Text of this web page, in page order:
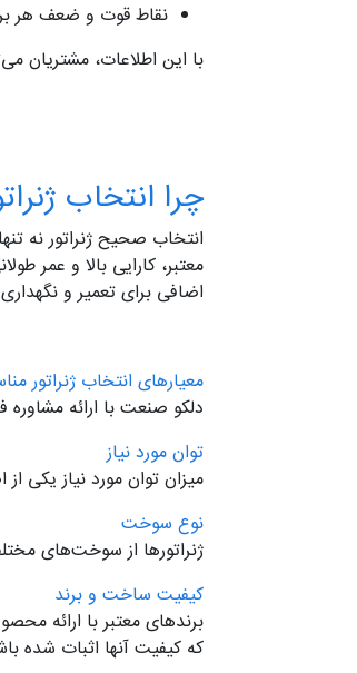
نقاط قوت و ضعف هر
با این اطلاعات، مشتریان
چرا انتخاب
انتخاب صحیح ژنراتور نه
معتبر، کارایی بالا و عمر
اضافی برای تعمیر و
معیارهای انتخاب ژنراتور
دلکو صنعت با ارائه
توان مورد نیاز
میزان توان مورد نیاز یکی
نوع سوخت
ژنراتورها از سوخت‌های
کیفیت ساخت و برند
برندهای معتبر با ارائه
که کیفیت آنها اثبات شده